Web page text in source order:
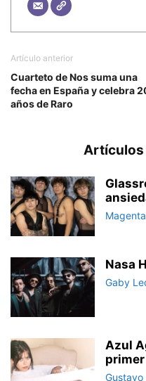
Artículo anterior
Cuarteto de Nos suma una
fecha en España y celebra
años de Raro
Artículos
Nasa
Gaby
Azul
primer
Gustavo